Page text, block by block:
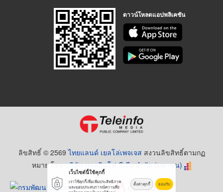
ดาวน์โหลดแอปพลิเคชัน
ลิขสิทธิ์ © 2569ไทยแลนด์ เยลโล่เพจเจส สงวนลิขสิทธิ์ตามกฏ
หมาย โดยบริษัท เทเลอินโฟ มีเดีย จำกัด (มหาชน)
เว็บไซต์นี้ใช้คุกกี้
เราใช้คุกกี้เพื่อเพิ่มประสิทธิภาพ
และมอบประสบการณ์ความพึง
ตั้งค่าคุกกี้ ยอมรับ